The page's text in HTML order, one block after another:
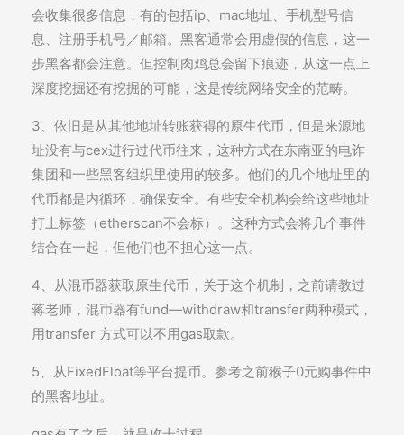
会收集很多信息，有的包括ip、mac地址、手机型号信
息、注册手机号／邮箱。黑客通常会用虚假的信息，这一
步黑客都会注意。但控制肉鸡总会留下痕迹，从这一点上
深度挖掘还有挖掘的可能，这是传统网络安全的范畴。
3、依旧是从其他地址转账获得的原生代币，但是来源地
址没有与cex进行过代币往来，这种方式在东南亚的电诈
集团和一些黑客组织里使用的较多。他们的几个地址里的
代币都是内循环，确保安全。有些安全机构会给这些地址
打上标签（etherscan不会标）。这种方式会将几个事件
结合在一起，但他们也不担心这一点。
4、从混币器获取原生代币，关于这个机制，之前请教过
蒋老师，混币器有fund—withdraw和transfer两种模式，
用transfer 方式可以不用gas取款。
5、从FixedFloat等平台提币。参考之前猴子0元购事件中
的黑客地址。